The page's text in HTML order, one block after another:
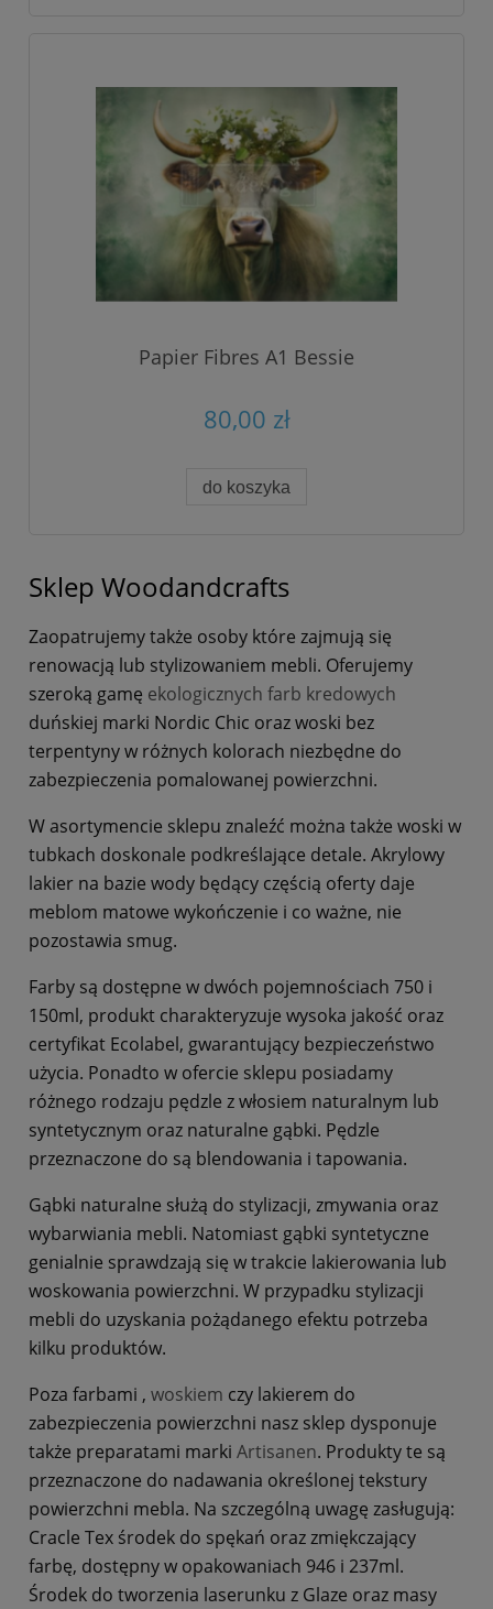
Papier Fibres A1 Bessie
80,00 zł
do koszyka
Sklep Woodandcrafts
Zaopatrujemy także osoby które zajmują się
renowacją lub stylizowaniem mebli. Oferujemy
szeroką gamę ekologicznych farb kredowych
duńskiej marki Nordic Chic oraz woski bez
terpentyny w różnych kolorach niezbędne do
zabezpieczenia pomalowanej powierzchni.
W asortymencie sklepu znaleźć można także woski w
tubkach doskonale podkreślające detale. Akrylowy
lakier na bazie wody będący częścią oferty daje
meblom matowe wykończenie i co ważne, nie
pozostawia smug.
Farby są dostępne w dwóch pojemnościach 750 i
150ml, produkt charakteryzuje wysoka jakość oraz
certyfikat Ecolabel, gwarantujący bezpieczeństwo
użycia. Ponadto w ofercie sklepu posiadamy
różnego rodzaju pędzle z włosiem naturalnym lub
syntetycznym oraz naturalne gąbki. Pędzle
przeznaczone do są blendowania i tapowania.
Gąbki naturalne służą do stylizacji, zmywania oraz
wybarwiania mebli. Natomiast gąbki syntetyczne
genialnie sprawdzają się w trakcie lakierowania lub
woskowania powierzchni. W przypadku stylizacji
mebli do uzyskania pożądanego efektu potrzeba
kilku produktów.
Poza farbami , woskiem czy lakierem do
zabezpieczenia powierzchni nasz sklep dysponuje
także preparatami marki Artisanen. Produkty te są
przeznaczone do nadawania określonej tekstury
powierzchni mebla. Na szczególną uwagę zasługują:
Cracle Tex środek do spękań oraz zmiękczający
farbę, dostępny w opakowaniach 946 i 237ml.
Środek do tworzenia laserunku z Glaze oraz masy